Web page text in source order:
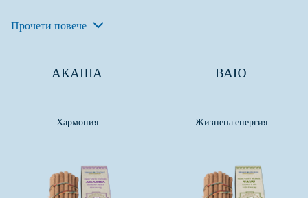
Прочети повече
АКАША
Хармония
ВАЮ
Жизнена енергия